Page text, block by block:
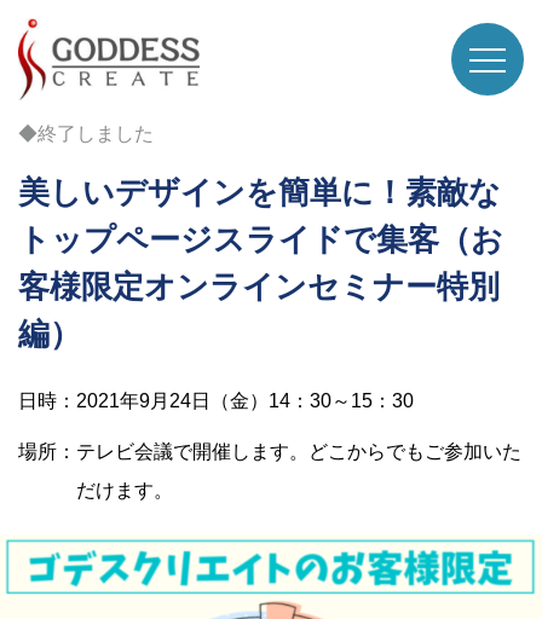
◆終了しました
美しいデザインを簡単に！素敵な
トップページスライドで集客（お
客様限定オンラインセミナー特別
編）
日時：2021年9月24日（金）14：30～15：30
場所：テレビ会議で開催します。どこからでもご参加いた
だけます。